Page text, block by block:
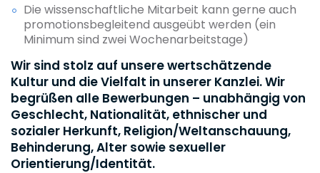
Die wissenschaftliche Mitarbeit kann gerne auch
promotionsbegleitend ausgeübt werden (ein
Minimum sind zwei Wochenarbeitstage)
Wir sind stolz auf unsere wertschätzende
Kultur und die Vielfalt in unserer Kanzlei. Wir
begrüßen alle Bewerbungen – unabhängig von
Geschlecht, Nationalität, ethnischer und
sozialer Herkunft, Religion/Weltanschauung,
Behinderung, Alter sowie sexueller
Orientierung/Identität.